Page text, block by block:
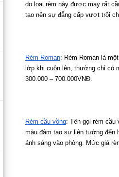
do loại rèm này được may rất
tạo nên sự đẳng cấp vượt trội
Rèm Roman: Rèm Roman là
lớp khi cuộn lên, thường chỉ có
300.000 – 700.000VNĐ.
Rèm cầu vồng: Tên gọi rèm cầu
màu đậm tạo sự liên tưởng đến
ánh sáng vào phòng. Mức giá